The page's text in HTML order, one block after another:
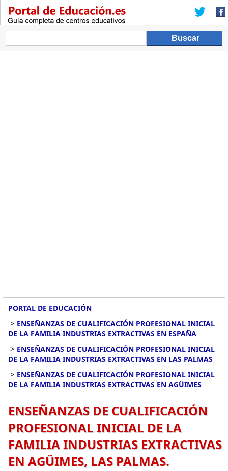
PORTAL DE EDUCACIÓN
> ENSEÑANZAS DE CUALIFICACIÓN PROFESIONAL INICIAL
DE LA FAMILIA INDUSTRIAS EXTRACTIVAS EN ESPAÑA
> ENSEÑANZAS DE CUALIFICACIÓN PROFESIONAL INICIAL
DE LA FAMILIA INDUSTRIAS EXTRACTIVAS EN LAS PALMAS
> ENSEÑANZAS DE CUALIFICACIÓN PROFESIONAL INICIAL
DE LA FAMILIA INDUSTRIAS EXTRACTIVAS EN AGÜIMES
ENSEÑANZAS DE CUALIFICACIÓN
PROFESIONAL INICIAL DE LA
FAMILIA INDUSTRIAS EXTRACTIVAS
EN AGÜIMES, LAS PALMAS.